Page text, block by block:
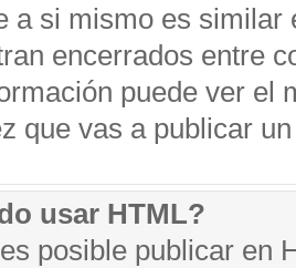
a si mismo es
encerrados entre
puede ver el
que vas a publicar
usar HTML?
posible publicar en